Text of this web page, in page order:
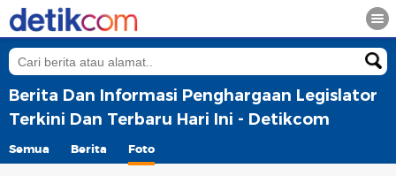
Berita Dan Informasi Penghargaan Legislator
Terkini Dan Terbaru Hari Ini - Detikcom
Semua Berita Foto